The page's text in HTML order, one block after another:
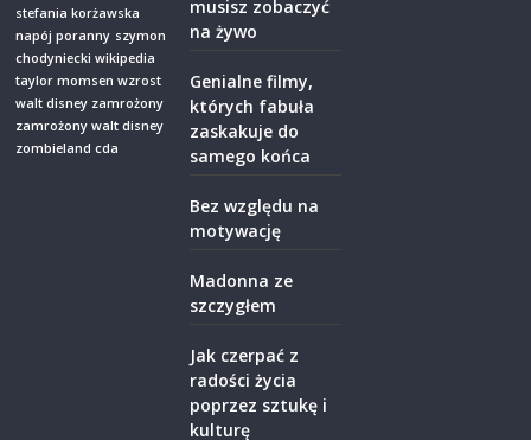
stefania korżawska
napój poranny szymon
chodyniecki wikipedia
taylor momsen wzrost
walt disney zamrożony
zamrożony walt disney
zombieland cda
musisz zobaczyć
na żywo
Genialne filmy,
których fabuła
zaskakuje do
samego końca
Bez względu na
motywację
Madonna ze
szczygłem
Jak czerpać z
radości życia
poprzez sztukę i
kulturę